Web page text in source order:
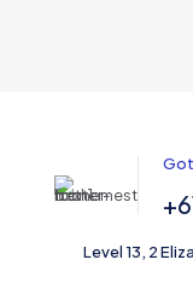
Level 13, 2